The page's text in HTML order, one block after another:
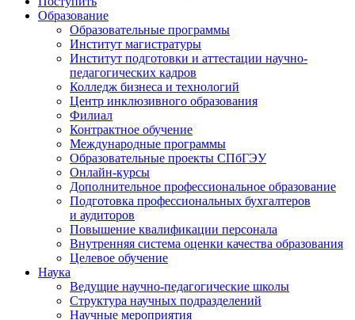
Образование
Образовательные программы
Институт магистратуры
Институт подготовки и аттестации научно-
педагогических кадров
Колледж бизнеса и технологий
Центр инклюзивного образования
Филиал
Контрактное обучение
Международные программы
Образовательные проекты СПбГЭУ
Онлайн-курсы
Дополнительное профессиональное образование
Подготовка профессиональных бухгалтеров
и аудиторов
Повышение квалификации персонала
Внутренняя система оценки качества образования
Целевое обучение
Наука
Ведущие научно-педагогические школы
Структура научных подразделений
Научные мероприятия